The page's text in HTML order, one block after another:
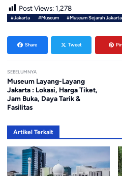
Post Views: 1,278
#Jakarta #Museum #Museum Sejarah Jakarta
Share Tweet Pin
SEBELUMNYA
Museum Layang-Layang
Jakarta : Lokasi, Harga Tiket,
Jam Buka, Daya Tarik &
Fasilitas
Artikel Terkait